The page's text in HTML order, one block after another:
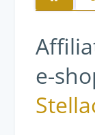
e-